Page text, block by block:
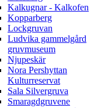
Kalkugnar - Kalkofen
Kopparberg
Lockgruvan
Ludvika gammelgård
gruvmuseum
Njupeskär
Nora Pershyttan
Kulturreservat
Sala Silvergruva
Smaragdgruvene